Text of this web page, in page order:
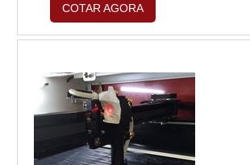
Neste sentido, adquirir uma
e gravação a laser pensando
tornar uma tremenda dor de
vantagens...
COTAR AGORA